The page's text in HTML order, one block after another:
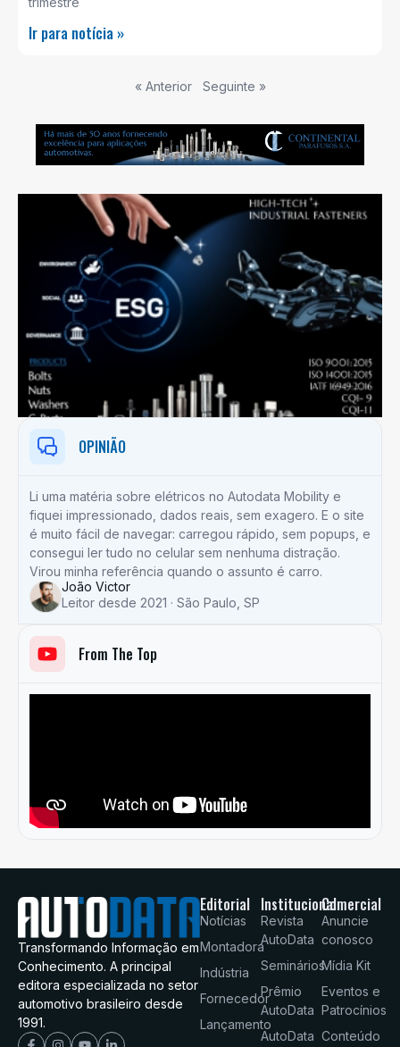
Ir para notícia »
« Anterior Seguinte »
OPINIÃO
Li uma matéria sobre elétricos no Autodata Mobility e
fiquei impressionado, dados reais, sem exagero. E o site
é muito fácil de navegar: carregou rápido, sem popups, e
consegui ler tudo no celular sem nenhuma distração.
Virou minha referência quando o assunto é carro.
João Victor
Leitor desde 2021 · São Paulo, SP
From The Top
Transformando Informação em
Conhecimento. A principal
editora especializada no setor
automotivo brasileiro desde
1991.
Editorial
Notícias
Montadora
Indústria
Fornecedor
Lançamento
Institucional
Revista
AutoData
Seminários
Prêmio
AutoData
AutoData
Comercial
Anuncie
conosco
Mídia Kit
Eventos e
Patrocínios
Conteúdo